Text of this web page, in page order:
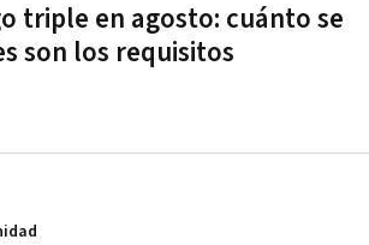
triple en agosto: cuánto se
son los requisitos